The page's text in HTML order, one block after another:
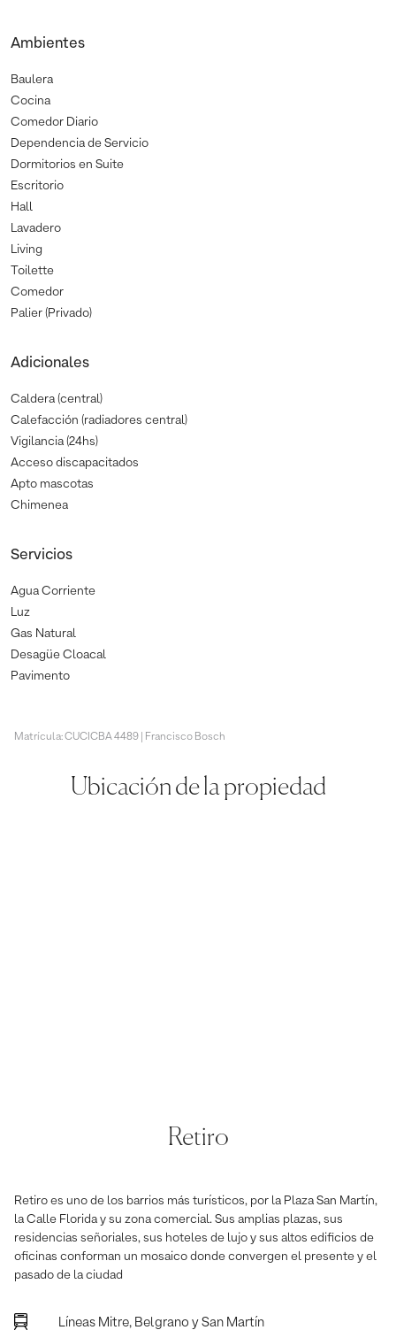
Ambientes
Baulera
Cocina
Comedor Diario
Dependencia de Servicio
Dormitorios en Suite
Escritorio
Hall
Lavadero
Living
Toilette
Comedor
Palier (Privado)
Adicionales
Caldera (central)
Calefacción (radiadores central)
Vigilancia (24hs)
Acceso discapacitados
Apto mascotas
Chimenea
Servicios
Agua Corriente
Luz
Gas Natural
Desagüe Cloacal
Pavimento
Matrícula: CUCICBA 4489 | Francisco Bosch
Ubicación de la propiedad
Retiro
Retiro es uno de los barrios más turísticos, por la Plaza San Martín,
la Calle Florida y su zona comercial. Sus amplias plazas, sus
residencias señoriales, sus hoteles de lujo y sus altos edificios de
oficinas conforman un mosaico donde convergen el presente y el
pasado de la ciudad
Líneas Mitre, Belgrano y San Martín